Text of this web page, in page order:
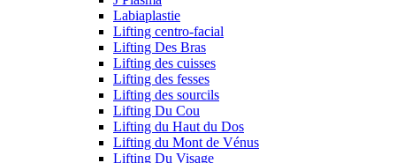
Labiaplastie
Lifting centro-facial
Lifting Des Bras
Lifting des cuisses
Lifting des fesses
Lifting des sourcils
Lifting Du Cou
Lifting du Haut du Dos
Lifting du Mont de Vénus
Lifting Du Visage